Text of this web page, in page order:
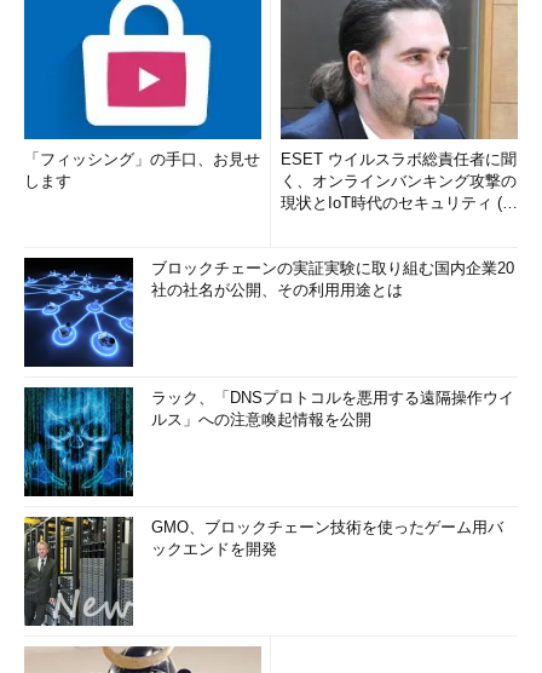
「フィッシング」の手口、お見せ
します
ESET ウイルスラボ総責任者に聞
く、オンラインバンキング攻撃の
現状とIoT時代のセキュリティ (1/
ブロックチェーンの実証実験に取り組む国内企業20
社の社名が公開、その利用用途とは
ラック、「DNSプロトコルを悪用する遠隔操作ウイ
ルス」への注意喚起情報を公開
GMO、ブロックチェーン技術を使ったゲーム用バ
ックエンドを開発